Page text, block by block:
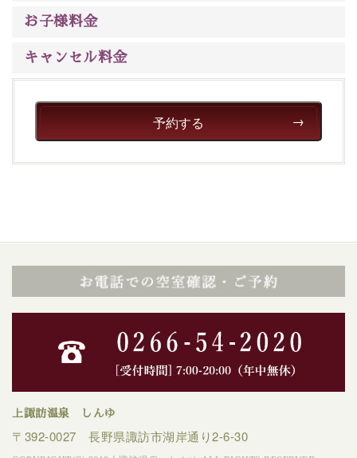
上諏訪温泉“しんゆ”なら諏訪大社など歴史ある諏訪の街
清らかな源泉、自然の恵みあるお食事、諏訪湖に包まれ
るお部屋、 大人のたしなみを感じていただける、美しく
癒される宿で贅沢に幸せのときを安心してお過ごしくだ
さい。
お子様料金
キャンセル料金
予約する
上諏訪温泉 しんゆ
〒392-0027 長野県諏訪市湖岸通り2-6-30